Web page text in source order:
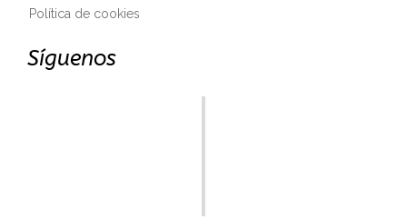
Política de cookies
Síguenos